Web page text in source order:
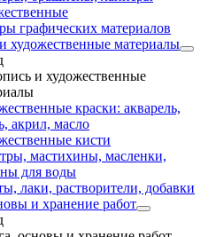
графических материалов
художественные материалы
и художественные
краски: акварель,
акрил, масло
кисти
мастихины, масленки,
для воды
лаки, растворители, добавки
и хранение работ